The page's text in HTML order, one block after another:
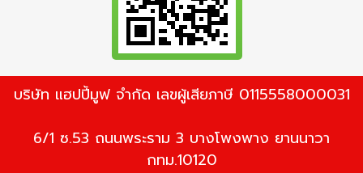
บริษัท แฮปปี้มูฟ จำกัด เลขผู้เสียภาษี 0115558000031
6/1 ซ.53 ถนนพระราม 3 บางโพงพาง ยานนาวา
กทม.10120